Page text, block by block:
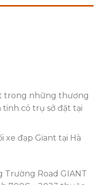
trong những thương
có trụ sở đặt tại
xe đạp Giant tại Hà
Road GIANT